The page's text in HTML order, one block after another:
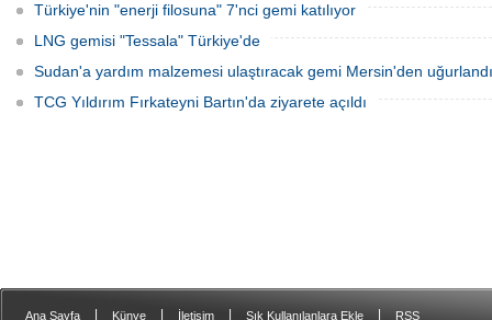
Türkiye'nin "enerji filosuna" 7'nci gemi katılıyor
LNG gemisi "Tessala" Türkiye'de
Sudan'a yardım malzemesi ulaştıracak gemi Mersin'den uğurlandı
TCG Yıldırım Fırkateyni Bartın'da ziyarete açıldı
Ana Sayfa Künye İletişim Sık Kullanılanlara Ekle RSS